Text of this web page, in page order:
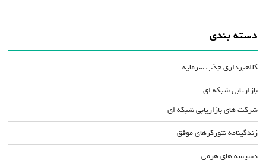
دسته بندی
کلاهبرداری جذب سرمایه
بازاریابی شبکه ای
شرکت های بازاریابی شبکه ای
زندگینامه نتورکرهای موفق
دسیسه های هرمی